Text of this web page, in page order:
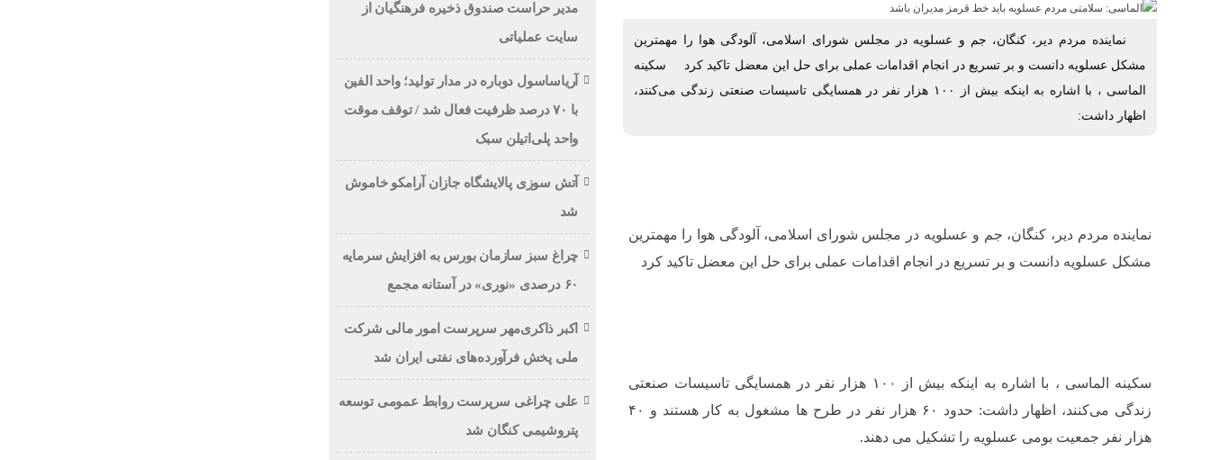
نماینده مردم دیر، کنگان، جم و عسلویه در مجلس شورای اسلامی، آلودگی هوا را مهمترین
مشکل عسلویه دانست و بر تسریع در انجام اقدامات عملی برای حل این معضل تاکید کرد سکینه
الماسی ، با اشاره به اینکه بیش از ۱۰۰ هزار نفر در همسایگی تاسیسات صنعتی زندگی می‌کنند،
اظهار داشت:
نماینده مردم دیر، کنگان، جم و عسلویه در مجلس شورای اسلامی، آلودگی هوا را مهمترین
مشکل عسلویه دانست و بر تسریع در انجام اقدامات عملی برای حل این معضل تاکید کرد
سکینه الماسی ، با اشاره به اینکه بیش از ۱۰۰ هزار نفر در همسایگی تاسیسات صنعتی
زندگی می‌کنند، اظهار داشت: حدود ۶۰ هزار نفر در طرح ها مشغول به کار هستند و ۴۰
هزار نفر جمعیت بومی عسلویه را تشکیل می دهند.
مدیر حراست صندوق ذخیره فرهنگیان از
سایت عملیاتی
آریاساسول دوباره در مدار تولید؛ واحد الفین
با ۷۰ درصد ظرفیت فعال شد / توقف موقت
واحد پلی‌اتیلن سبک
آتش‌ سوزی پالایشگاه جازان آرامکو خاموش
شد
چراغ سبز سازمان بورس به افزایش سرمایه
۶۰ درصدی «نوری» در آستانه مجمع
اکبر ذاکری‌مهر سرپرست امور مالی شرکت
ملی پخش فرآورده‌های نفتی ایران شد
علی چراغی سرپرست روابط عمومی توسعه
پتروشیمی کنگان شد